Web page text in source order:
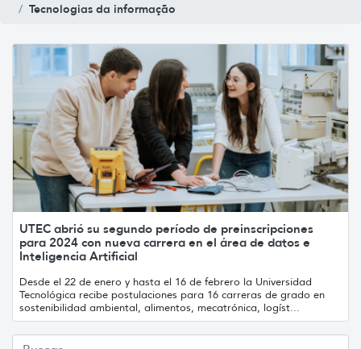
Tecnologias da informação
UTEC abrió su segundo período de preinscripciones
para 2024 con nueva carrera en el área de datos e
Inteligencia Artificial
Desde el 22 de enero y hasta el 16 de febrero la Universidad
Tecnológica recibe postulaciones para 16 carreras de grado en
sostenibilidad ambiental, alimentos, mecatrónica, logíst...